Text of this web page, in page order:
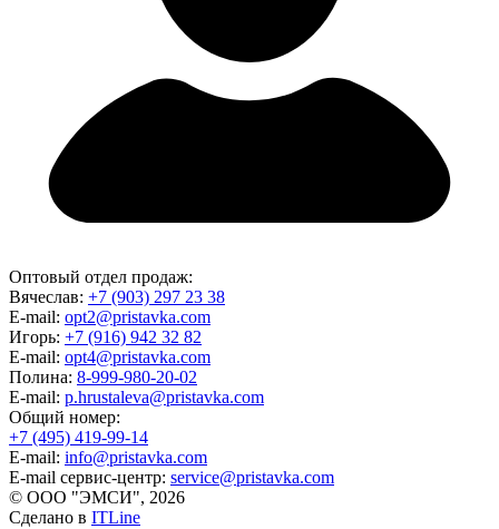
Оптовый отдел продаж:
Вячеслав: +7 (903) 297 23 38
E-mail: opt2@pristavka.com
Игорь: +7 (916) 942 32 82
E-mail: opt4@pristavka.com
Полина: 8-999-980-20-02
E-mail: p.hrustaleva@pristavka.com
Общий номер:
+7 (495) 419-99-14
E-mail: info@pristavka.com
E-mail сервис-центр: service@pristavka.com
© ООО "ЭМСИ", 2026
Сделано в ITLine